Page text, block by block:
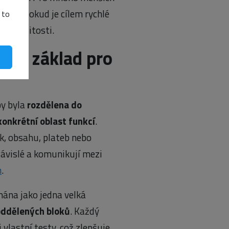
to
pokud je cílem rychlé
složitosti.
základ pro
byla rozdělena do
oblast funkcí.
obsahu, plateb nebo
a komunikují mezi
.
jako jedna velká
bloků. Každý